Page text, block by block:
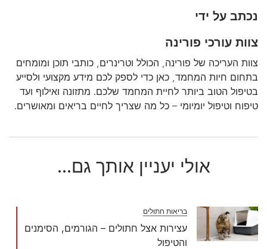
נכתב על ידי
צוות עורכי פורינה
צוות העריכה של פורינה, הכולל וטרינרים, כותבי תוכן ומומחים
בתחום חיות המחמד, כאן כדי לספק לכם מידע מקצועי ולסייע
בטיפול הטוב ביותר לחיית המחמד שלכם. מתזונה ואילוף ועד
טיפוח וטיפול יומיומי – כל מה שצריך לחיים בריאים ומאושרים.
אולי יעניין אותך גם...
בריאות חתולים
עצירות אצל חתולים – הגורמים, הסימנים
והטיפול